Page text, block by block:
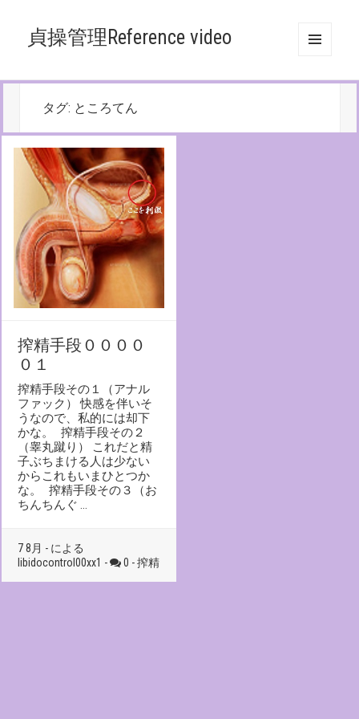
貞操管理Reference video
タグ: ところてん
搾精手段００００
０１
搾精手段その１（アナル
ファック） 快感を伴いそ
うなので、私的には却下
かな。 搾精手段その２
（睾丸蹴り） これだと精
子ぶちまける人は少ない
からこれもいまひとつか
な。 搾精手段その３（お
ちんちんぐ …
7 8月 - による
libidocontrol00xx1 -
0 -搾精